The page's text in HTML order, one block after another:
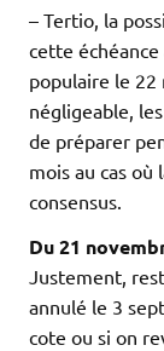
– Tertio, la
cette échéance
populaire le 22
négligeable,
de préparer
mois au cas
consensus.
Du 21
Justement,
annulé le 3
cote ou si on